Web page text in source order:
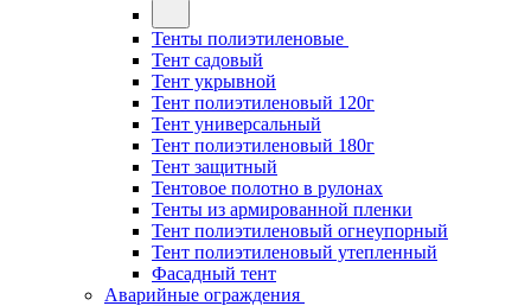
Тенты полиэтиленовые
Тент садовый
Тент укрывной
Тент полиэтиленовый 120г
Тент универсальный
Тент полиэтиленовый 180г
Тент защитный
Тентовое полотно в рулонах
Тенты из армированной пленки
Тент полиэтиленовый огнеупорный
Тент полиэтиленовый утепленный
Фасадный тент
Аварийные ограждения